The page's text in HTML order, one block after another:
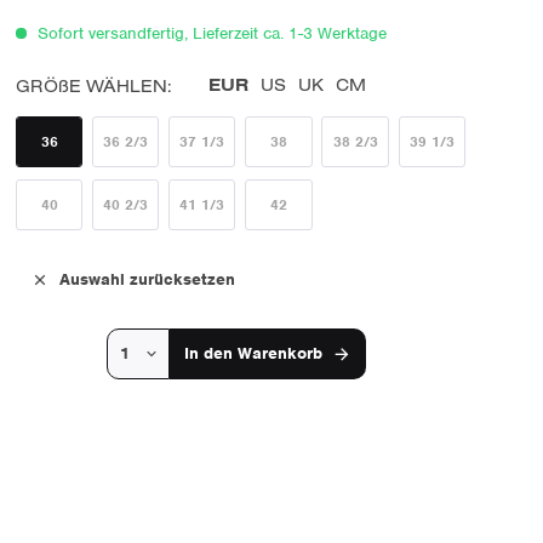
Sofort versandfertig, Lieferzeit ca. 1-3 Werktage
GRÖßE WÄHLEN: EUR US UK CM
36 36 2/3 37 1/3 38 38 2/3 39 1/3
40 40 2/3 41 1/3 42
Auswahl zurücksetzen
In den Warenkorb